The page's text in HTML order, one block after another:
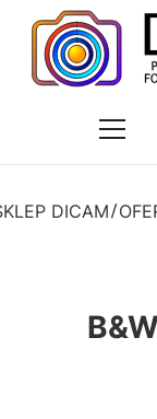
DICAM